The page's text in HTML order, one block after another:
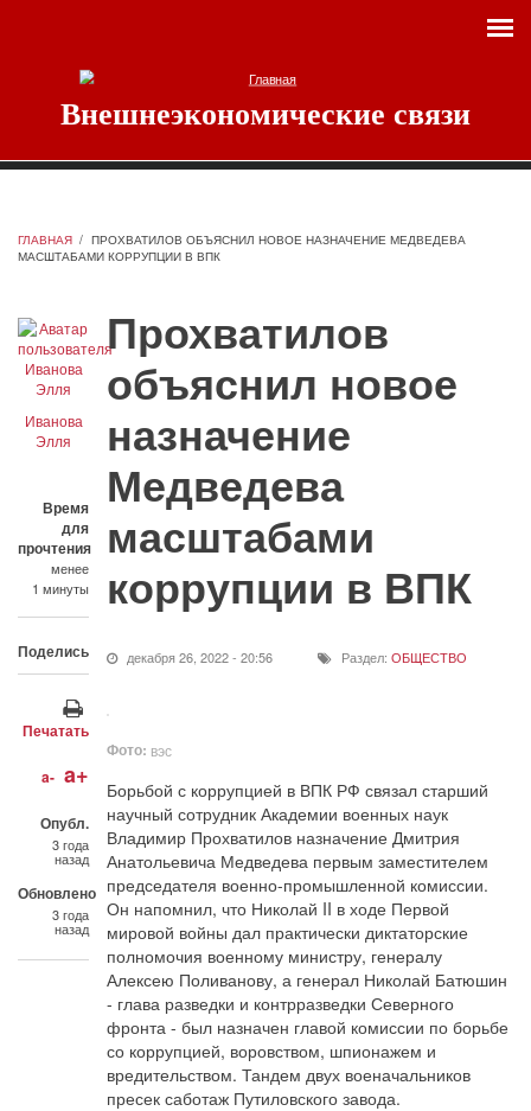
Внешнеэкономические связи
ГЛАВНАЯ / ПРОХВАТИЛОВ ОБЪЯСНИЛ НОВОЕ НАЗНАЧЕНИЕ МЕДВЕДЕВА
МАСШТАБАМИ КОРРУПЦИИ В ВПК
Иванова
Элля
Время
для
прочтения
менее
1 минуты
Поделись
Печатать
a- a+
Опубл.
3 года
назад
Обновлено
3 года
назад
Прохватилов
объяснил новое
назначение
Медведева
масштабами
коррупции в ВПК
декабря 26, 2022 - 20:56 Раздел: ОБЩЕСТВО
Фото: вэс
Борьбой с коррупцией в ВПК РФ связал старший
научный сотрудник Академии военных наук
Владимир Прохватилов назначение Дмитрия
Анатольевича Медведева первым заместителем
председателя военно-промышленной комиссии.
Он напомнил, что Николай II в ходе Первой
мировой войны дал практически диктаторские
полномочия военному министру, генералу
Алексею Поливанову, а генерал Николай Батюшин
- глава разведки и контрразведки Северного
фронта - был назначен главой комиссии по борьбе
со коррупцией, воровством, шпионажем и
вредительством. Тандем двух военачальников
пресек саботаж Путиловского завода.